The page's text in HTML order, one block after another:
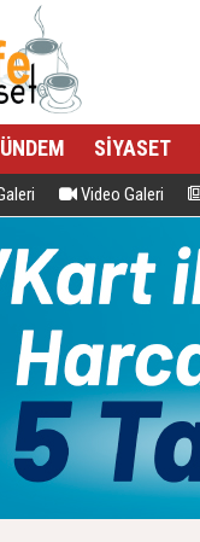
SİYASET
Video Galeri